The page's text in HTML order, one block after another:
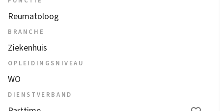
Reumatoloog
BRANCHE
Ziekenhuis
OPLEIDINGSNIVEAU
WO
DIENSTVERBAND